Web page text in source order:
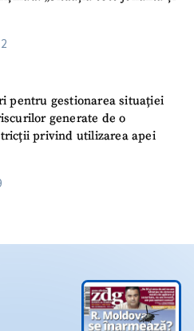
pentru gestionarea situației
generate de o
privind utilizarea apei